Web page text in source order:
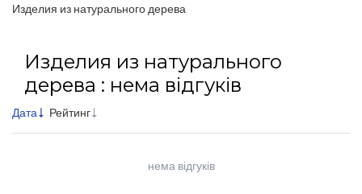
Изделия из натурального дерева
Изделия из натурального
дерева : нема відгуків
Дата Рейтинг
нема відгуків